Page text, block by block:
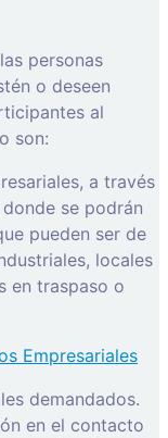
personas
o deseen
al
son:
a través
se podrán
pueden ser de
locales
en traspaso o
Empresariales
demandados.
en el contacto